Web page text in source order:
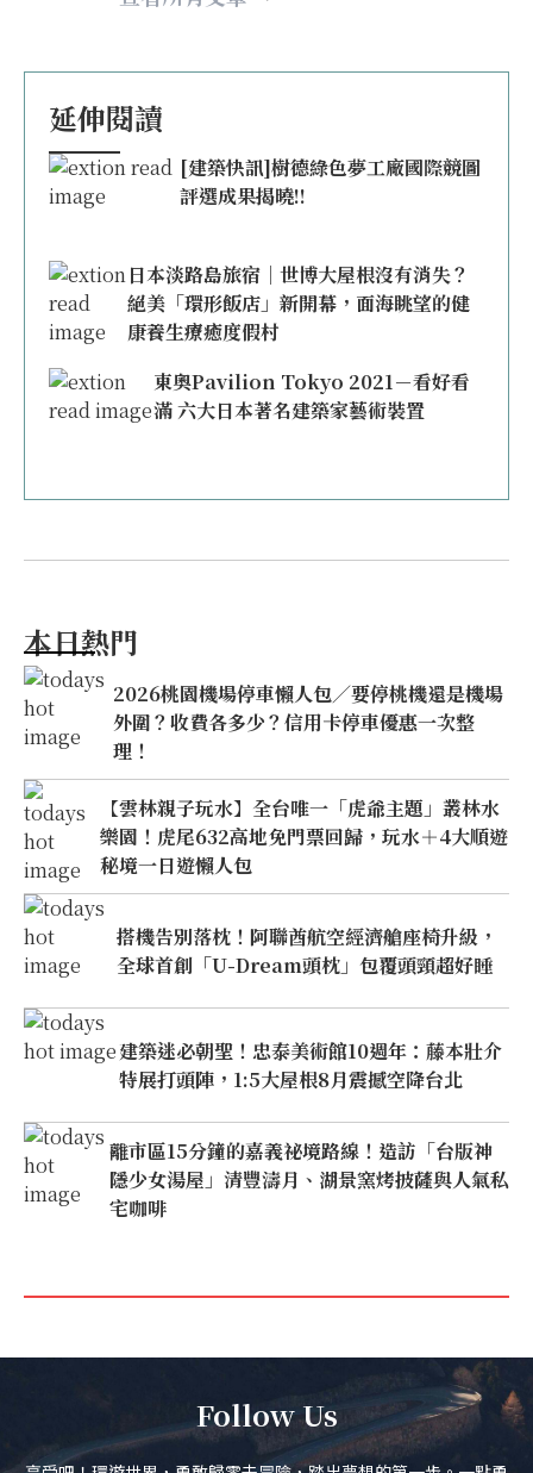
延伸閱讀
[建築快訊]樹德綠色夢工廠國際競圖
評選成果揭曉!!
日本淡路島旅宿｜世博大屋根沒有消失？
絕美「環形飯店」新開幕，面海眺望的健
康養生療癒度假村
東奧Pavilion Tokyo 2021－看好看
滿 六大日本著名建築家藝術裝置
本日熱門
2026桃園機場停車懶人包／要停桃機還是機場
外圍？收費各多少？信用卡停車優惠一次整
理！
【雲林親子玩水】全台唯一「虎爺主題」叢林水
樂園！虎尾632高地免門票回歸，玩水＋4大順遊
秘境一日遊懶人包
搭機告別落枕！阿聯酋航空經濟艙座椅升級，
全球首創「U-Dream頭枕」包覆頭頸超好睡
建築迷必朝聖！忠泰美術館10週年：藤本壯介
特展打頭陣，1:5大屋根8月震撼空降台北
離市區15分鐘的嘉義祕境路線！造訪「台版神
隱少女湯屋」清豐濤月、湖景窯烤披薩與人氣私
宅咖啡
Follow Us